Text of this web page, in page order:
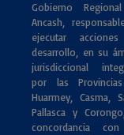
Gobierno
Ancash,
ejecutar
desarrollo, en su
jurisdiccional
por las
Huarmey, Casma,
Pallasca y
concordancia